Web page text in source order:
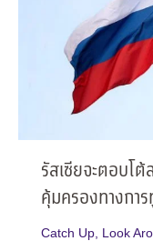
รัสเซียจะตอบโ
คุ้มครองทางกา
Catch Up Look